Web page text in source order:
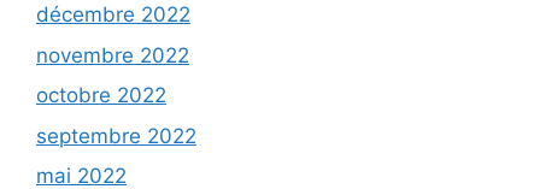
décembre 2022
novembre 2022
octobre 2022
septembre 2022
mai 2022